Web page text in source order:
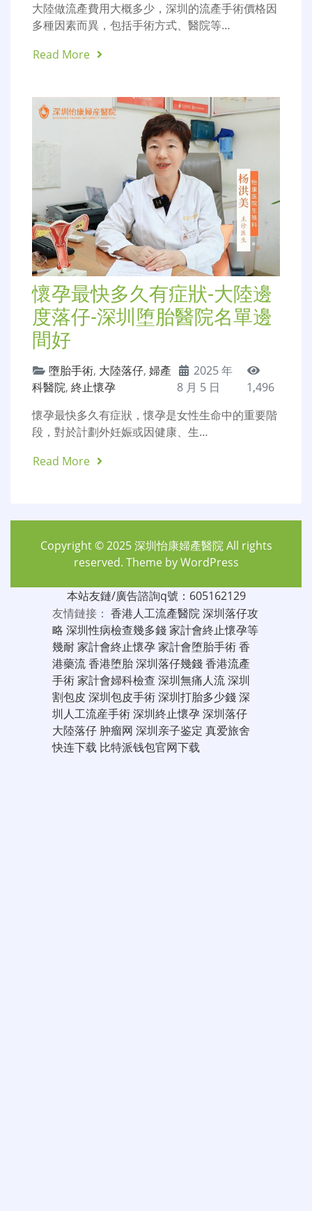
大陸做流產費用大概多少，深圳的流產手術價格因
多種因素而異，包括手術方式、醫院等…
Read More
懷孕最快多久有症狀-大陸邊
度落仔-深圳堕胎醫院名單邊
間好
墮胎手術, 大陸落仔, 婦產
科醫院, 終止懷孕
2025 年
8 月 5 日
1,496
懷孕最快多久有症狀，懷孕是女性生命中的重要階
段，對於計劃外妊娠或因健康、生…
Read More
Copyright © 2025深圳怡康婦產醫院All rights
reserved. Theme byWordPress
本站友鏈/廣告諮詢q號：605162129
友情鏈接： 香港人工流產醫院深圳落仔攻
略 深圳性病檢查幾多錢家計會終止懷孕等
幾耐家計會終止懷孕家計會堕胎手術香
港藥流香港堕胎深圳落仔幾錢香港流產
手術家計會婦科檢查 深圳無痛人流深圳
割包皮 深圳包皮手術深圳打胎多少錢深
圳人工流産手術深圳終止懷孕深圳落仔
大陸落仔 肿瘤网 深圳亲子鉴定 真爱旅舍
快连下载 比特派钱包官网下载